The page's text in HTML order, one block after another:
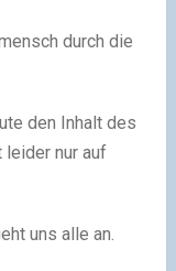
durch die
den Inhalt des
leider nur auf
uns alle an.